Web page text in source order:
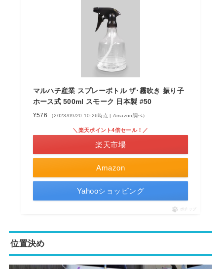
マルハチ産業 スプレーボトル ザ･霧吹き 振り子
ホース式 500ml スモーク 日本製 #50
¥576 （2023/09/20 10:26時点 | Amazon調べ）
Amazon
＼楽天ポイント4倍セール！／
楽天市場
Yahooショッピング
ポチップ
位置決め